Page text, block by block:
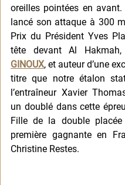
oreilles pointées en
lancé son attaque à 300
Prix du Président Yves
tête devant Al
GINOUX, et auteur d’une
titre que notre étalon
l’entraîneur Xavier
un doublé dans cette
Fille de la double placée
première gagnante en
Christine Restes.